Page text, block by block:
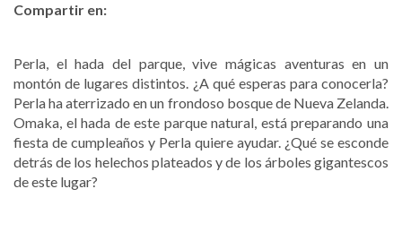
Compartir en:
Perla, el hada del parque, vive mágicas aventuras en un
montón de lugares distintos. ¿A qué esperas para conocerla?
Perla ha aterrizado en un frondoso bosque de Nueva Zelanda.
Omaka, el hada de este parque natural, está preparando una
fiesta de cumpleaños y Perla quiere ayudar. ¿Qué se esconde
detrás de los helechos plateados y de los árboles gigantescos
de este lugar?